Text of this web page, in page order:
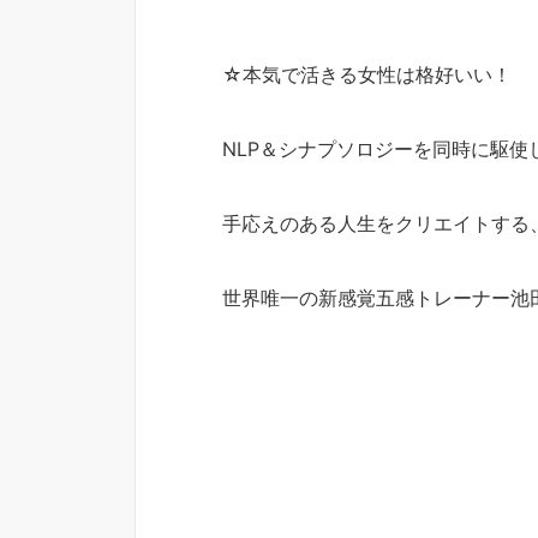
☆本気で活きる女性は格好いい！
NLP＆シナプソロジーを同時に駆使
手応えのある人生をクリエイトする、
世界唯一の新感覚五感トレーナー池